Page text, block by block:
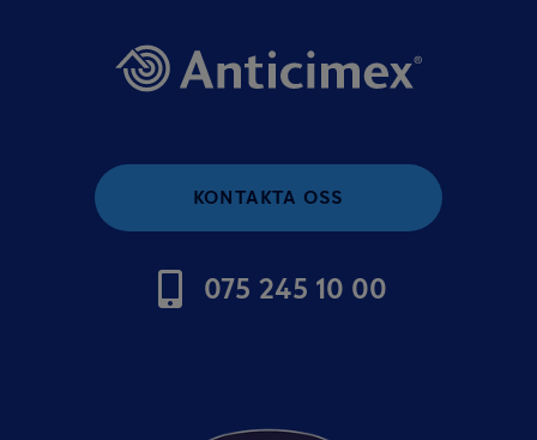
KONTAKTA OSS
075 245 10 00